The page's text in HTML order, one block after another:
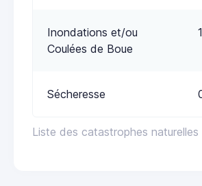
Liste des catastrophes naturelles
Inondations et/ou
Coulées de Boue
Sécheresse